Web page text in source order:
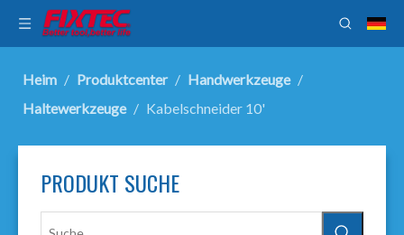
Heim / Produktcenter / Handwerkzeuge /
Haltewerkzeuge / Kabelschneider 10'
PRODUKT SUCHE